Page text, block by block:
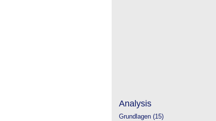
Analysis
Grundlagen (15)